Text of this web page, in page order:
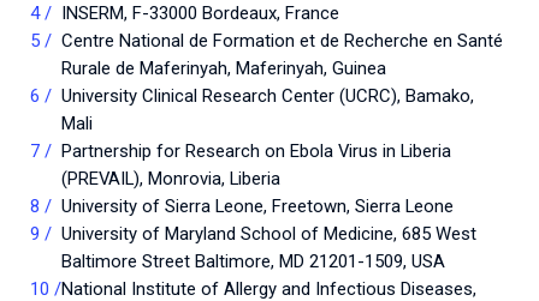
INSERM, F-33000 Bordeaux, France
Centre National de Formation et de Recherche en Santé
Rurale de Maferinyah, Maferinyah, Guinea
University Clinical Research Center (UCRC), Bamako,
Mali
Partnership for Research on Ebola Virus in Liberia
(PREVAIL), Monrovia, Liberia
University of Sierra Leone, Freetown, Sierra Leone
University of Maryland School of Medicine, 685 West
Baltimore Street Baltimore, MD 21201-1509, USA
National Institute of Allergy and Infectious Diseases,